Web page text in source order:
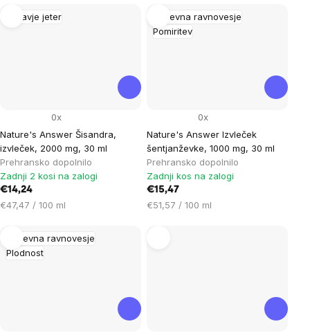
enoto:
Zdravje jeter
Nature's Answer Šisandra,
izvleček, 2000 mg, 30 ml
Prehransko dopolnilo
0x
Zadnji 2 kosi na zalogi
€14,24
Cena
enoto:
€47,47 / 100 ml
Duševna ravnovesje
Pomiritev
Nature's Answer Izvleček
šentjanževke, 1000 mg, 30 ml
Prehransko dopolnilo
0x
Zadnji kos na zalogi
€15,47
Cena
€51,57 / 100 ml
Duševna ravnovesje
Plodnost